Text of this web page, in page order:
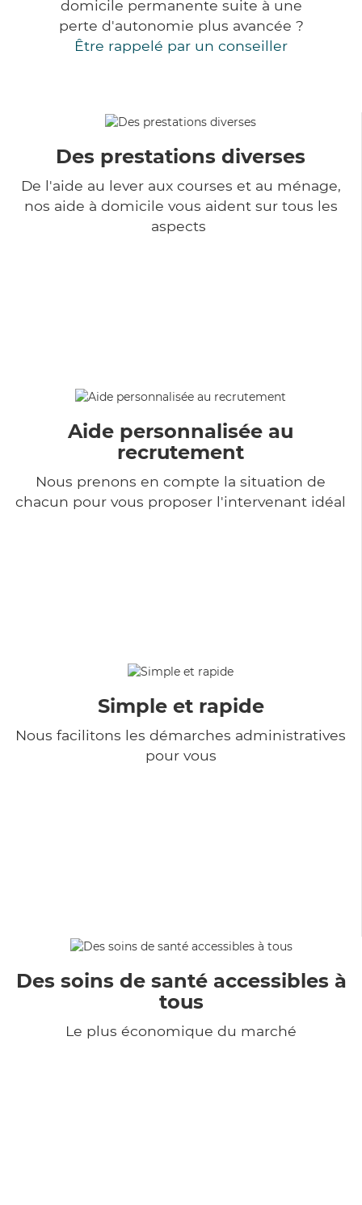
domicile permanente suite à une
perte d'autonomie plus avancée ?
Être rappelé par un conseiller
Des prestations diverses
De l'aide au lever aux courses et au ménage,
nos aide à domicile vous aident sur tous les
aspects
Aide personnalisée au
recrutement
Nous prenons en compte la situation de
chacun pour vous proposer l'intervenant idéal
Simple et rapide
Nous facilitons les démarches administratives
pour vous
Des soins de santé accessibles à
tous
Le plus économique du marché